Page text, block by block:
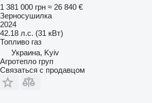
1 381 000 грн ≈ 26 840 €
Зерносушилка
2024
42.18 л.с. (31 кВт)
Топливо газ
Украина, Kyiv
Агротепло груп
Связаться с продавцом